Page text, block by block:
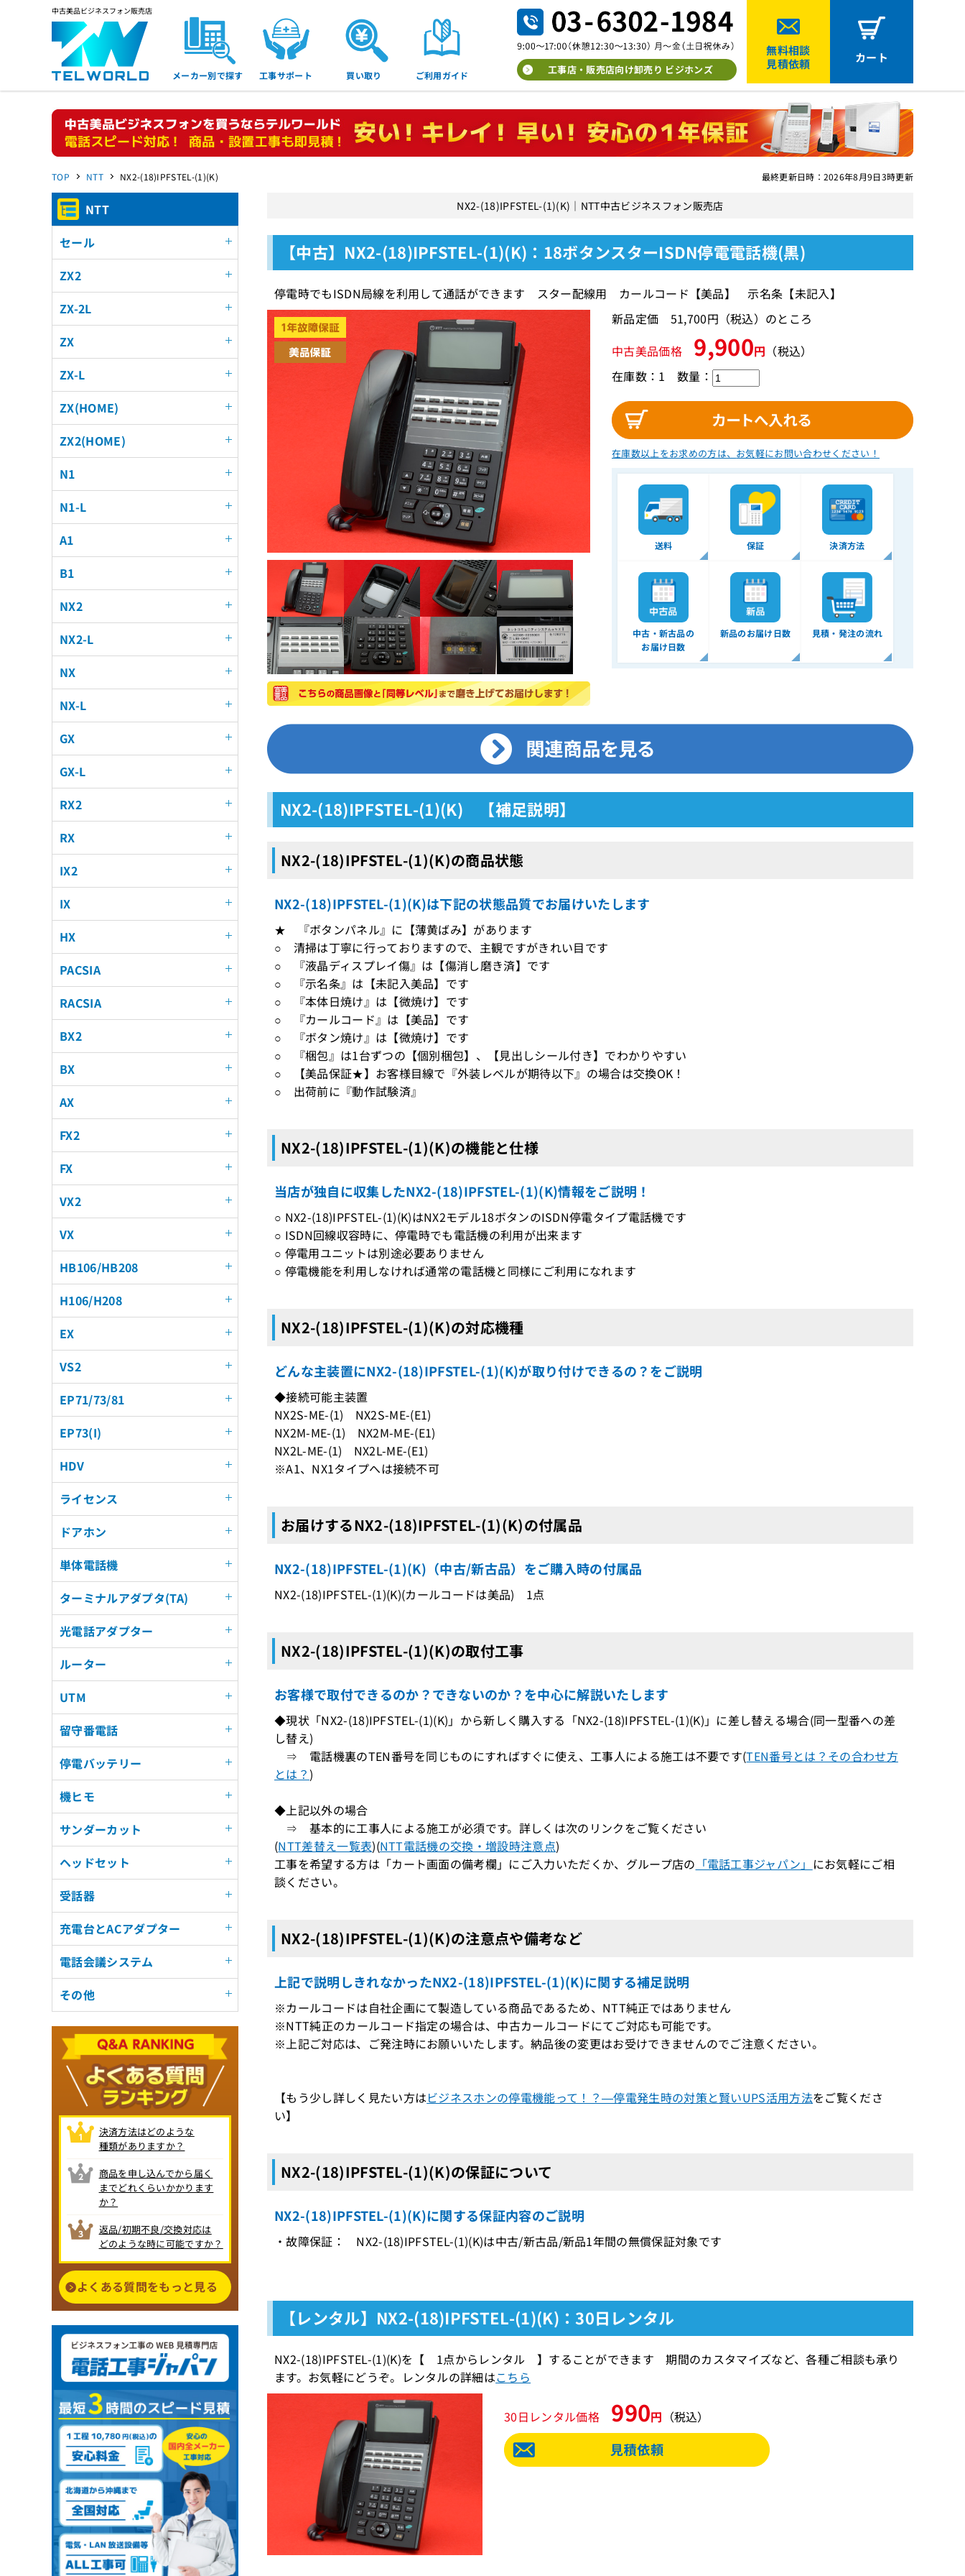
中古美品ビジネスフォン販売店
メーカー別で探す 工事サポート 買い取り ご利用ガイド 工事店・販売店向け卸売り ビジホンズ
無料相談
見積依頼
カート
最終更新日時：2026年8月9日3時更新
TOP NTT NX2-(18)IPFSTEL-(1)(K)
NX2-(18)IPFSTEL-(1)(K)｜NTT中古ビジネスフォン販売店
【中古】NX2-(18)IPFSTEL-(1)(K)：18ボタンスターISDN停電電話機(黒)
停電時でもISDN局線を利用して通話ができます スター配線用 カールコード【美品】 示名条【未記入】
新品定価 51,700円（税込）のところ
中古美品価格 9,900円 （税込）
在庫数：1 数量：
在庫数以上をお求めの方は、 お気軽にお問い合わせください！
送料 保証 決済方法
中古・新古品の
お届け日数
新品のお届け日数 見積・発注の流れ
NX2-(18)IPFSTEL-(1)(K) 【補足説明】
NX2-(18)IPFSTEL-(1)(K)の商品状態
NX2-(18)IPFSTEL-(1)(K)は下記の状態品質でお届けいたします
★ 『ボタンパネル』に【薄黄ばみ】があります
○ 清掃は丁寧に行っておりますので、主観ですがきれい目です
○ 『液晶ディスプレイ傷』は【傷消し磨き済】です
○ 『示名条』は【未記入美品】です
○ 『本体日焼け』は【微焼け】です
○ 『カールコード』は【美品】です
○ 『ボタン焼け』は【微焼け】です
○ 『梱包』は1台ずつの【個別梱包】、【見出しシール付き】でわかりやすい
○ 【美品保証★】お客様目線で『外装レベルが期待以下』の場合は交換OK！
○ 出荷前に『動作試験済』
NX2-(18)IPFSTEL-(1)(K)の機能と仕様
当店が独自に収集したNX2-(18)IPFSTEL-(1)(K)情報をご説明！
○ NX2-(18)IPFSTEL-(1)(K)はNX2モデル18ボタンのISDN停電タイプ電話機です
○ ISDN回線収容時に、停電時でも電話機の利用が出来ます
○ 停電用ユニットは別途必要ありません
○ 停電機能を利用しなければ通常の電話機と同様にご利用になれます
NX2-(18)IPFSTEL-(1)(K)の対応機種
どんな主装置にNX2-(18)IPFSTEL-(1)(K)が取り付けできるの？をご説明
◆接続可能主装置
NX2S-ME-(1) NX2S-ME-(E1)
NX2M-ME-(1) NX2M-ME-(E1)
NX2L-ME-(1) NX2L-ME-(E1)
※A1、NX1タイプへは接続不可
お届けするNX2-(18)IPFSTEL-(1)(K)の付属品
NX2-(18)IPFSTEL-(1)(K)（中古/新古品）をご購入時の付属品
NX2-(18)IPFSTEL-(1)(K)(カールコードは美品) 1点
NX2-(18)IPFSTEL-(1)(K)の取付工事
お客様で取付できるのか？できないのか？を中心に解説いたします
◆現状「NX2-(18)IPFSTEL-(1)(K)」から新しく購入する「NX2-(18)IPFSTEL-(1)(K)」に差し替える場合(同一型番への差
し替え)
⇒ 電話機裏のTEN番号を同じものにすればすぐに使え、工事人による施工は不要です(TEN番号とは？その合わせ方
とは？)
◆上記以外の場合
⇒ 基本的に工事人による施工が必須です。詳しくは次のリンクをご覧ください
(NTT差替え一覧表)(NTT電話機の交換・増設時注意点)
工事を希望する方は「カート画面の備考欄」にご入力いただくか、グループ店の 「電話工事ジャパン」 にお気軽にご相
談ください。
NX2-(18)IPFSTEL-(1)(K)の注意点や備考など
上記で説明しきれなかったNX2-(18)IPFSTEL-(1)(K)に関する補足説明
※カールコードは自社企画にて製造している商品であるため、NTT純正ではありません
※NTT純正のカールコード指定の場合は、中古カールコードにてご対応も可能です。
※上記ご対応は、ご発注時にお願いいたします。納品後の変更はお受けできませんのでご注意ください。
【もう少し詳しく見たい方はビジネスホンの停電機能って！？―停電発生時の対策と賢いUPS活用方法をご覧くださ
い】
NX2-(18)IPFSTEL-(1)(K)の保証について
NX2-(18)IPFSTEL-(1)(K)に関する保証内容のご説明
・故障保証： NX2-(18)IPFSTEL-(1)(K)は中古/新古品/新品1年間の無償保証対象です
【レンタル】NX2-(18)IPFSTEL-(1)(K)：30日レンタル
NX2-(18)IPFSTEL-(1)(K)を【 1点からレンタル 】することができます 期間のカスタマイズなど、各種ご相談も承り
ます。お気軽にどうぞ。レンタルの詳細はこちら
30日レンタル価格 990円 （税込）
NTT
セール
ZX2
ZX-2L
ZX
ZX-L
ZX(HOME)
ZX2(HOME)
N1
N1-L
A1
B1
NX2
NX2-L
NX
NX-L
GX
GX-L
RX2
RX
IX2
IX
HX
PACSIA
RACSIA
BX2
BX
AX
FX2
FX
VX2
VX
HB106/HB208
H106/H208
EX
VS2
EP71/73/81
EP73(I)
HDV
ライセンス
ドアホン
単体電話機
ターミナルアダプタ(TA)
光電話アダプター
ルーター
UTM
留守番電話
停電バッテリー
機ヒモ
サンダーカット
ヘッドセット
受話器
充電台とACアダプター
電話会議システム
その他
決済方法はどのような
種類がありますか？
商品を申し込んでから届く
までどれくらいかかります
か？
返品/初期不良/交換対応は
どのような時に可能ですか？
よくある質問をもっと見る